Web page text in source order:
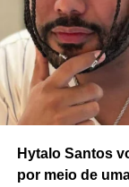
Hytalo Santos
por meio de